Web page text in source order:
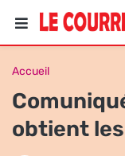
Accueil
obtient